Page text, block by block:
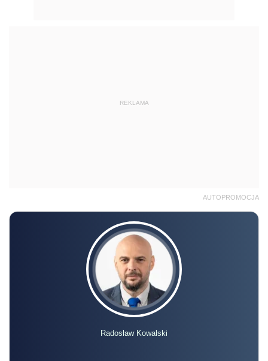
REKLAMA
AUTOPROMOCJA
Radosław Kowalski